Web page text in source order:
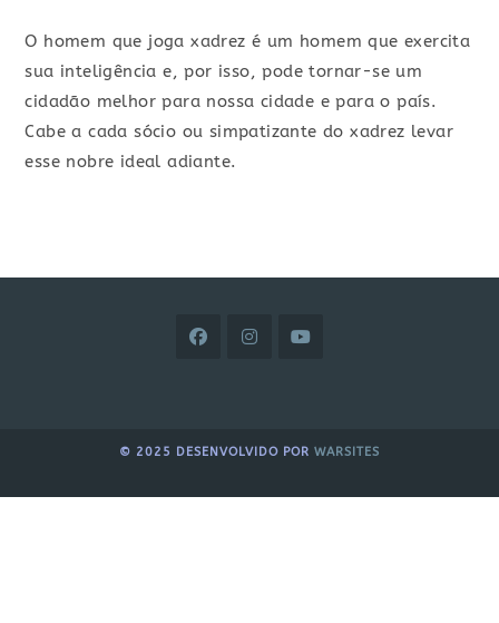
O homem que joga xadrez é um homem que exercita
sua inteligência e, por isso, pode tornar-se um
cidadão melhor para nossa cidade e para o país.
Cabe a cada sócio ou simpatizante do xadrez levar
esse nobre ideal adiante.
© 2025 DESENVOLVIDO POR WARSITES